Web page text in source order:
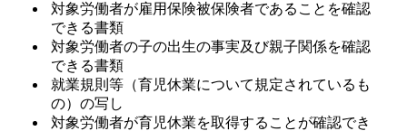
対象労働者が雇用保険被保険者であることを確認
できる書類
対象労働者の子の出生の事実及び親子関係を確認
できる書類
就業規則等（育児休業について規定されているも
の）の写し
対象労働者が育児休業を取得することが確認でき